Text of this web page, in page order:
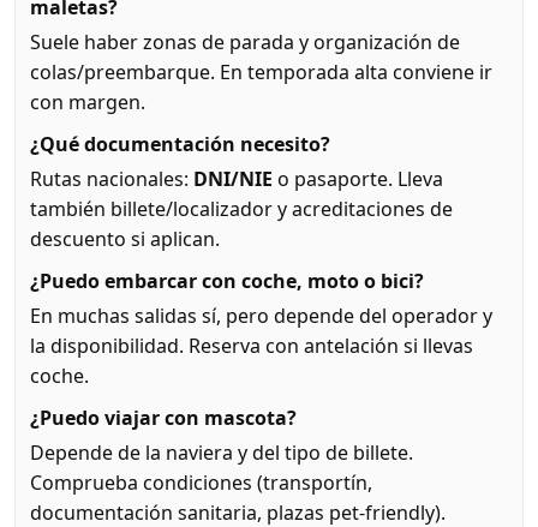
maletas?
Suele haber zonas de parada y organización de
colas/preembarque. En temporada alta conviene ir
con margen.
¿Qué documentación necesito?
Rutas nacionales: DNI/NIE o pasaporte. Lleva
también billete/localizador y acreditaciones de
descuento si aplican.
¿Puedo embarcar con coche, moto o bici?
En muchas salidas sí, pero depende del operador y
la disponibilidad. Reserva con antelación si llevas
coche.
¿Puedo viajar con mascota?
Depende de la naviera y del tipo de billete.
Comprueba condiciones (transportín,
documentación sanitaria, plazas pet-friendly).